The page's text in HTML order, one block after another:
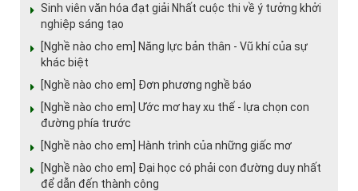
Sinh viên văn hóa đạt giải Nhất cuộc thi về ý tưởng khởi
nghiệp sáng tạo
[Nghề nào cho em] Năng lực bản thân - Vũ khí của sự
khác biệt
[Nghề nào cho em] Đơn phương nghề báo
[Nghề nào cho em] Ước mơ hay xu thế - lựa chọn con
đường phía trước
[Nghề nào cho em] Hành trình của những giấc mơ
[Nghề nào cho em] Đại học có phải con đường duy nhất
để dẫn đến thành công